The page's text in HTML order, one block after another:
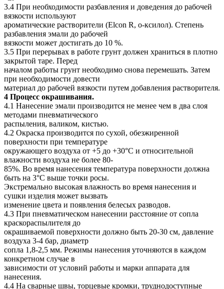
3.4 При необходимости разбавления и доведения до рабочей
вязкости используют
ароматические растворители (Elcon R, о-ксилол). Степень
разбавления эмали до рабочей
вязкости может достигать до 10 %.
3.5 При перерывах в работе грунт должен храниться в плотно
закрытой таре. Перед
началом работы грунт необходимо снова перемешать. Затем
при необходимости довести
материал до рабочей вязкости путем добавления растворителя.
4 Процесс окрашивания.
4.1 Нанесение эмали производится не менее чем в два слоя
методами пневматического
распыления, валиком, кистью.
4.2 Окраска производится по сухой, обезжиренной
поверхности при температуре
окружающего воздуха от +5 до +30°С и относительной
влажности воздуха не более 80-
85%. Во время нанесения температура поверхности должна
быть на 3°C выше точки росы.
Экстремально высокая влажность во время нанесения и
сушки изделия может вызвать
изменение цвета и появления белесых разводов.
4.3 При пневматическом нанесении расстояние от сопла
краскораспылителя до
окрашиваемой поверхности должно быть 20-30 см, давление
воздуха 3-4 бар, диаметр
сопла 1,8-2,5 мм. Режимы нанесения уточняются в каждом
конкретном случае в
зависимости от условий работы и марки аппарата для
нанесения.
4.4 На сварные швы, торцевые кромки, труднодоступные